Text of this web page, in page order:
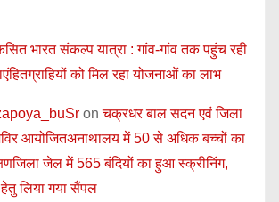
भारत संकल्प यात्रा : गांव-गांव तक पहुंच रही
को मिल रहा योजनाओं का लाभ
onचक्रधर बाल सदन एवं जिला
आयोजितअनाथालय में 50 से अधिक बच्चों का
जेल में 565 बंदियों का हुआ स्क्रीनिंग,
लिया गया सैंपल